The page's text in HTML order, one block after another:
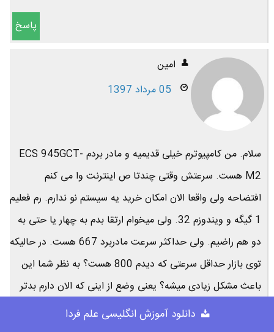
پاسخ
امین
05 مرداد 1397
سلام. من کامپیوترم خیلی قدیمیه و مادر بردم ECS 945GCT-
M2 هست. سرعتش وقتی چندتا ص اینترنت وا می کنم
افتضاحه ولی واقعا الان امکان خرید یه سیستم نو ندارم. رم فعلیم
1 گیگه و ویندوزم 32. ولی میخوام ارتقا بدم به چهار یا حتی به
دو هم راضیم. ولی حداکثر سرعت مادربرد 667 هست. در حالیکه
توی بازار حداقل سرعتی که دیدم 800 هست؟ به نظر شما این
باعث مشکل زیادی میشه؟ یعنی وضع از اینی که الان دارم بدتر
میشه؟یا به سیستم آسیبی میرسه؟
دانلود آموزش انگلیسی علم فردا